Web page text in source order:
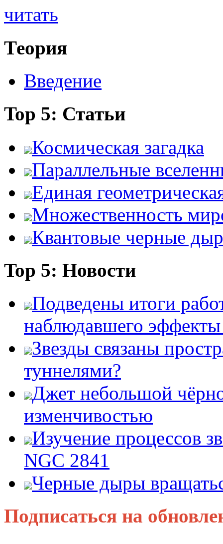
читать
Теория
Введение
Top 5: Статьи
Космическая загадка
Параллельные
Единая
Множественность
Квантовые черные
Top 5: Новости
Подведены итоги
наблюдавшего
Звезды связаны
туннелями?
Джет небольшой
изменчивостью
Изучение процессов
NGC 2841
Черные дыры
Подписаться на